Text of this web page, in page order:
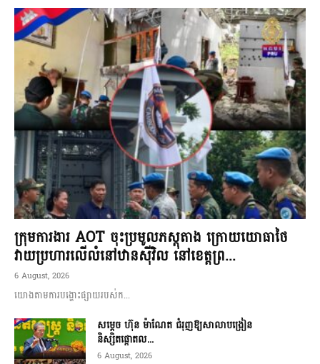
ក្រុមការងារ AOT ចុះប្រមូលភស្តុតាង ក្រោយយោធាថៃ
វាយប្រហារលើលំនៅឋានស៊ីវិល នៅខេត្តព្រ...
6 August, 2026
យោងតាមការបង្ហោះផ្សាយរបស់ក...
សម្តេច ហ៊ុន ម៉ាណែត ជំរុញឱ្យសាលាបង្រៀន
និស្សិតផ្តោតល...
6 August, 2026